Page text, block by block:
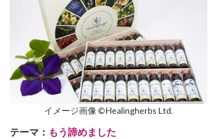
イメージ画像 ©︎Healingherbs Ltd.
テーマ： もう諦めました